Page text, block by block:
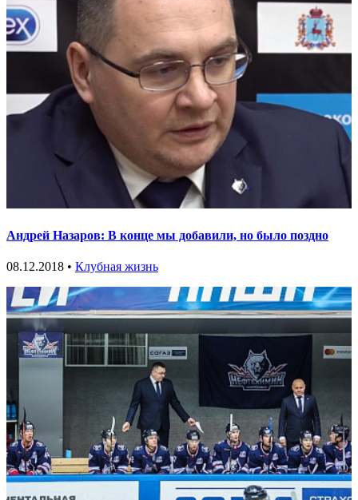
Андрей Назаров: В конце мы добавили, но было поздно
08.12.2018 • Клубная жизнь